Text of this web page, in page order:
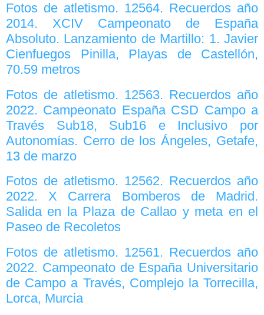
Fotos de atletismo. 12564. Recuerdos año
2014. XCIV Campeonato de España
Absoluto. Lanzamiento de Martillo: 1. Javier
Cienfuegos Pinilla, Playas de Castellón,
70.59 metros
Fotos de atletismo. 12563. Recuerdos año
2022. Campeonato España CSD Campo a
Través Sub18, Sub16 e Inclusivo por
Autonomías. Cerro de los Ángeles, Getafe,
13 de marzo
Fotos de atletismo. 12562. Recuerdos año
2022. X Carrera Bomberos de Madrid.
Salida en la Plaza de Callao y meta en el
Paseo de Recoletos
Fotos de atletismo. 12561. Recuerdos año
2022. Campeonato de España Universitario
de Campo a Través, Complejo la Torrecilla,
Lorca, Murcia